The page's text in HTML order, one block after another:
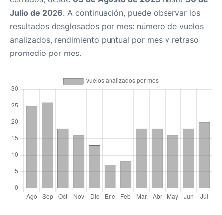
Julio de 2026. A continuación, puede observar los
resultados desglosados por mes: número de vuelos
analizados, rendimiento puntual por mes y retraso
promedio por mes.